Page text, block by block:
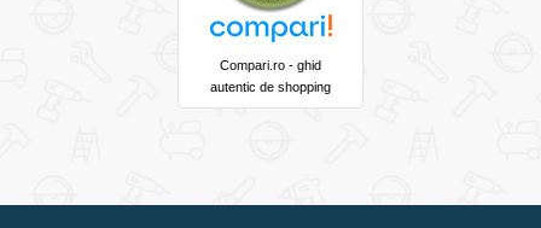
Compari.ro - ghid
autentic de shopping